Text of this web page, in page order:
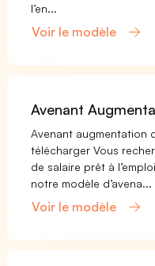
l’en...
Voir le modèle
Avenant
Avenant augmentation
télécharger Vous
de salaire prêt à
notre modèle d’avena...
Voir le modèle